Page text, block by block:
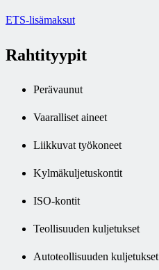
ETS-lisämaksut
Rahtityypit
Perävaunut
Vaaralliset aineet
Liikkuvat työkoneet
Kylmäkuljetuskontit
ISO-kontit
Teollisuuden kuljetukset
Autoteollisuuden kuljetukset